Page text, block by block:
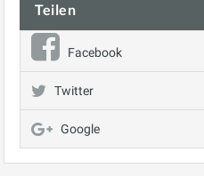
Teilen
Facebook
Twitter
Google